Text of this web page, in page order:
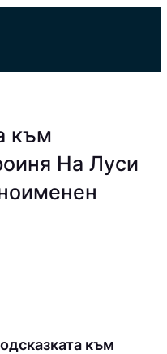
към
На Луси
към